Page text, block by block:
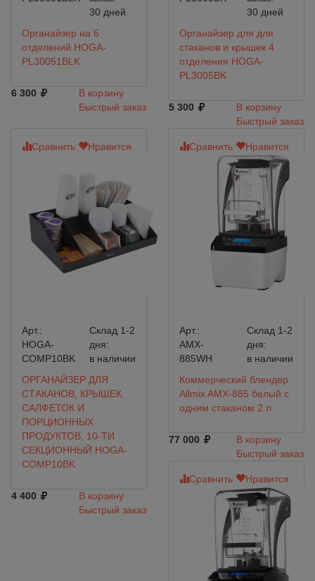
30 дней
Органайзер на 6
отделений HOGA-
PL30051BLK
6 300
В корзину
Быстрый заказ
30 дней
Органайзер для для
стаканов и крышек 4
отделения HOGA-
PL3005BK
5 300
В корзину
Быстрый заказ
Сравнить Нравится
Арт.:
HOGA-
COMP10BK
Склад 1-2
дня:
в наличии
ОРГАНАЙЗЕР ДЛЯ
СТАКАНОВ, КРЫШЕК,
САЛФЕТОК И
ПОРЦИОННЫХ
ПРОДУКТОВ, 10-ТИ
СЕКЦИОННЫЙ HOGA-
COMP10BK
4 400
В корзину
Быстрый заказ
Сравнить Нравится
Арт.:
AMX-
885WH
Склад 1-2
дня:
в наличии
Коммерческий блендер
Allmix AMX-885 белый с
одним стаканом 2 л.
77 000
В корзину
Быстрый заказ
Сравнить Нравится